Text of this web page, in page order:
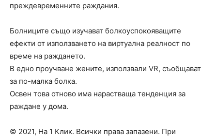
преждевременните раждания.
Болниците също изучават болкоуспокояващите
ефекти от използването на виртуална реалност по
време на раждането.
В едно проучване жените, използвали VR, съобщават
за по-малка болка.
Освен това отново има нарастваща тенденция за
раждане у дома.
© 2021, На 1 Клик. Всички права запазени. При